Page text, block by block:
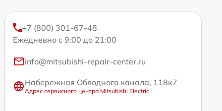
+7 (800) 301-67-48
Ежедневно с 9:00 до 21:00
info@mitsubishi-repair-center.ru
Набережная Обводного канала, 118к7
Адрес сервисного центра Mitsubishi Electric